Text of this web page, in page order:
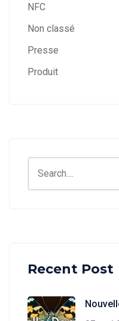
NFC
Non classé
Presse
Produit
Recent Post